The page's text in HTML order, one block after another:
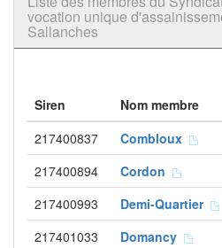
vocation unique
Sallanches
Siren Nom membre
217400837
Combloux
217400894 Cordon
217400993 Demi-Quartier
217401033 Domancy